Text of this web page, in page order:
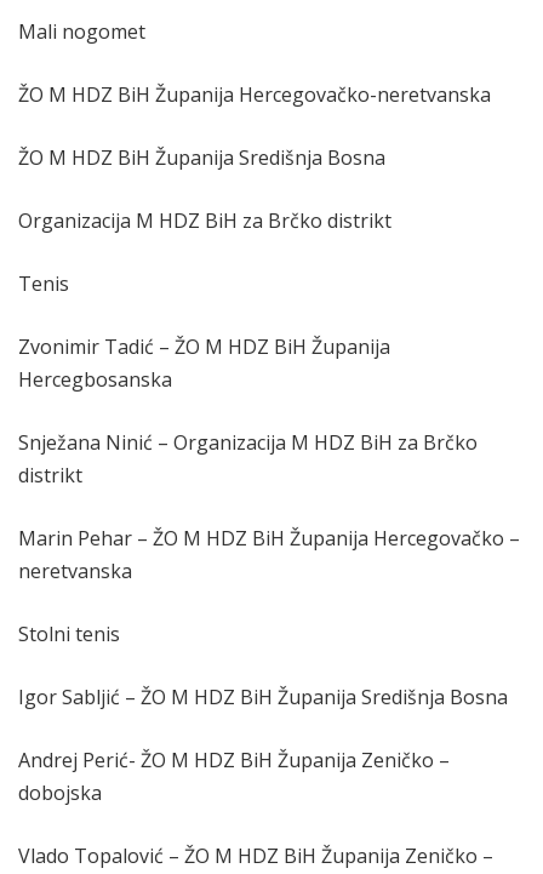
Mali nogomet
ŽO M HDZ BiH Županija Hercegovačko-neretvanska
ŽO M HDZ BiH Županija Središnja Bosna
Organizacija M HDZ BiH za Brčko distrikt
Tenis
Zvonimir Tadić – ŽO M HDZ BiH Županija
Hercegbosanska
Snježana Ninić – Organizacija M HDZ BiH za Brčko
distrikt
Marin Pehar – ŽO M HDZ BiH Županija Hercegovačko –
neretvanska
Stolni tenis
Igor Sabljić – ŽO M HDZ BiH Županija Središnja Bosna
Andrej Perić- ŽO M HDZ BiH Županija Zeničko –
dobojska
Vlado Topalović – ŽO M HDZ BiH Županija Zeničko –